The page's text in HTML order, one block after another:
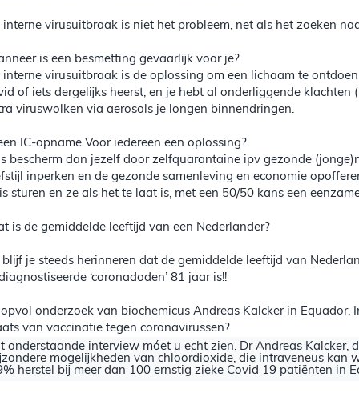
interne virusuitbraak is niet het probleem, net als het zoeken
is een besmetting gevaarlijk voor je?
interne virusuitbraak is de oplossing om een lichaam te
of iets dergelijks heerst, en je hebt al onderliggende
viruswolken via aerosols je longen binnendringen.
IC-opname Voor iedereen een oplossing?
bescherm dan jezelf door zelfquarantaine ipv gezonde
inperken en de gezonde samenleving en economie
sturen en ze als het te laat is, met een 50/50 kans een
is de gemiddelde leeftijd van een Nederlander?
blijf je steeds herinneren dat de gemiddelde leeftijd van
‘coronadoden’ 81 jaar is!!
onderzoek van biochemicus Andreas Kalcker in Equador.
van vaccinatie tegen coronavirussen?
onderstaande interview móet u echt zien. Dr Andreas Kalcker,
mogelijkheden van chloordioxide, die intraveneus kan
herstel bij meer dan 100 ernstig zieke Covid 19 patiënten in